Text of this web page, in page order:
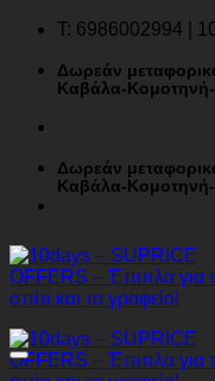
Μετάβαση
περιεχόμενο
T: 6986002994 |
Δωρεάν
Καβάλα-
Δωρεάν
Καβάλα-